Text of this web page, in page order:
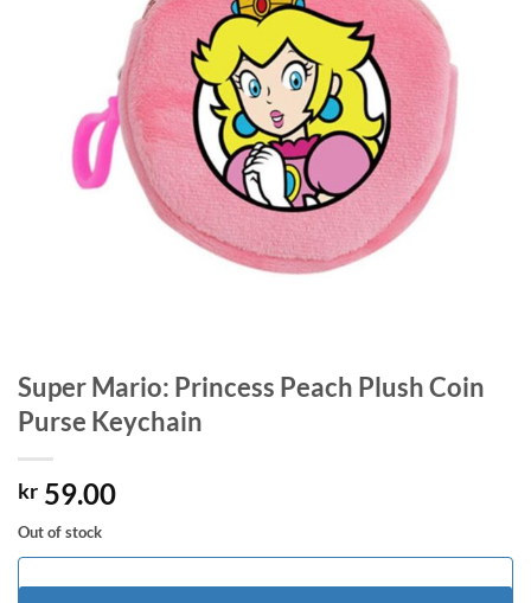
Super Mario: Princess Peach Plush Coin
Purse Keychain
kr 59.00
Out of stock